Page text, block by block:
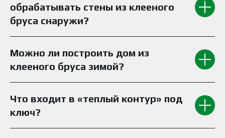
обрабатывать стены из клееного
бруса снаружи?
Можно ли построить дом из
клееного бруса зимой?
Что входит в «теплый контур» под
ключ?